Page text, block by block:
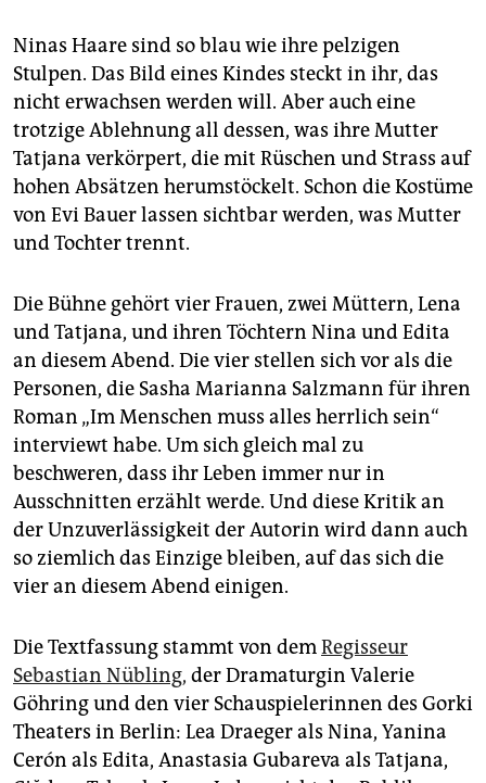
genossenschaft
epaper login
Ninas Haare sind so blau wie ihre pelzigen
Stulpen. Das Bild eines Kindes steckt in ihr, das
nicht erwachsen werden will. Aber auch eine
trotzige Ablehnung all dessen, was ihre Mutter
Tatjana verkörpert, die mit Rüschen und Strass auf
hohen Absätzen herumstöckelt. Schon die Kostüme
von Evi Bauer lassen sichtbar werden, was Mutter
und Tochter trennt.
Die Bühne gehört vier Frauen, zwei Müttern, Lena
und Tatjana, und ihren Töchtern Nina und Edita
an diesem Abend. Die vier stellen sich vor als die
Personen, die Sasha Marianna Salzmann für ihren
Roman „Im Menschen muss alles herrlich sein“
interviewt habe. Um sich gleich mal zu
beschweren, dass ihr Leben immer nur in
Ausschnitten erzählt werde. Und diese Kritik an
der Unzuverlässigkeit der Autorin wird dann auch
so ziemlich das Einzige bleiben, auf das sich die
vier an diesem Abend einigen.
Die Textfassung stammt von demRegisseur
Sebastian Nübling, der Dramaturgin Valerie
Göhring und den vier Schauspielerinnen des Gorki
Theaters in Berlin: Lea Draeger als Nina, Yanina
Cerón als Edita, Anastasia Gubareva als Tatjana,